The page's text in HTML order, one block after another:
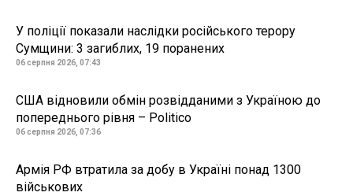
У поліції показали наслідки російського терору
Сумщини: 3 загиблих, 19 поранених
06 серпня 2026, 07:43
США відновили обмін розвідданими з Україною до
попереднього рівня – Politico
06 серпня 2026, 07:36
Армія РФ втратила за добу в Україні понад 1300
військових